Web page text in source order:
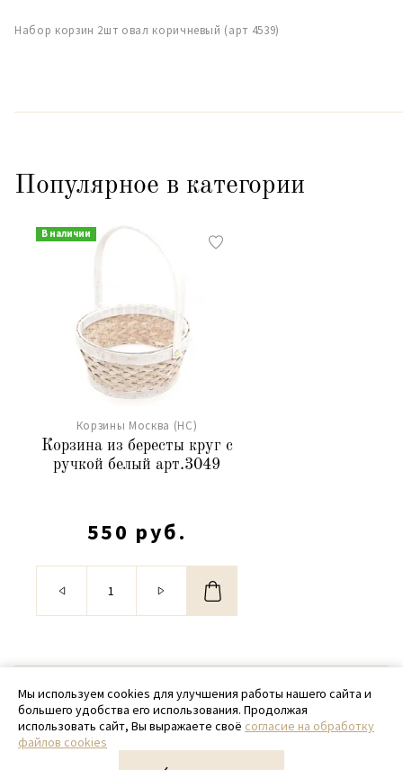
Набор корзин 2шт овал коричневый (арт 4539)
Популярное в категории
В наличии
Корзины Москва (НС)
Корзина из бересты круг с
ручкой белый арт.3049
550 руб.
© 2020 - 2026 SamPack
+ 7 (918) 699-97-87
zakaz@sampack.store
Мы используем cookies для улучшения работы нашего сайта и
большего удобства его использования. Продолжая
использовать сайт, Вы выражаете своё согласие на обработку
файлов cookies